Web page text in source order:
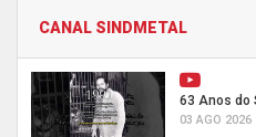
CANAL SINDMETAL
63 Anos do
03 AGO 2026